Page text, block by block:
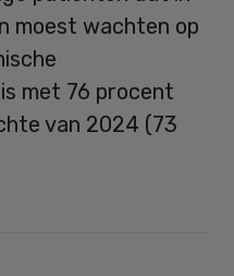
moest wachten op
met 76 procent
van 2024 (73